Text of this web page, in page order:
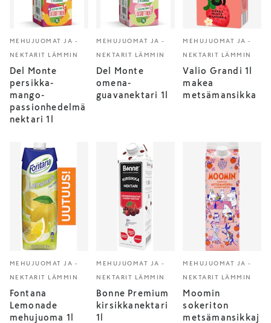
MEHUJUOMAT JA -
NEKTARIT LÄMMIN
Del Monte
persikka-
mango-
passionhedelmä
nektari 1l
MEHUJUOMAT JA -
NEKTARIT LÄMMIN
Del Monte
omena-
guavanektari 1l
MEHUJUOMAT JA -
NEKTARIT LÄMMIN
Valio Grandi 1l
makea
metsämansikka
MEHUJUOMAT JA -
NEKTARIT LÄMMIN
Fontana
Lemonade
mehujuoma 1l
MEHUJUOMAT JA -
NEKTARIT LÄMMIN
Bonne Premium
kirsikkanektari
1l
MEHUJUOMAT JA -
NEKTARIT LÄMMIN
Moomin
sokeriton
metsämansikkaj